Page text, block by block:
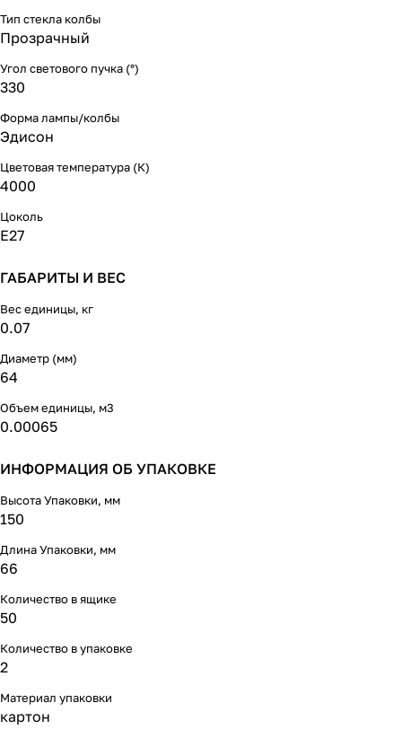
Тип стекла колбы
Прозрачный
Угол светового пучка (°)
330
Форма лампы/колбы
Эдисон
Цветовая температура (К)
4000
Цоколь
E27
ГАБАРИТЫ И ВЕС
Вес единицы, кг
0.07
Диаметр (мм)
64
Объем единицы, м3
0.00065
ИНФОРМАЦИЯ ОБ УПАКОВКЕ
Высота Упаковки, мм
150
Длина Упаковки, мм
66
Количество в ящике
50
Количество в упаковке
2
Материал упаковки
картон